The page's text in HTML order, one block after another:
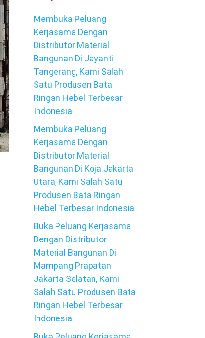
Membuka Peluang
Kerjasama Dengan
Distributor Material
Bangunan Di Jayanti
Tangerang, Kami Salah
Satu Produsen Bata
Ringan Hebel Terbesar
Indonesia
Membuka Peluang
Kerjasama Dengan
Distributor Material
Bangunan Di Koja Jakarta
Utara, Kami Salah Satu
Produsen Bata Ringan
Hebel Terbesar Indonesia
Buka Peluang Kerjasama
Dengan Distributor
Material Bangunan Di
Mampang Prapatan
Jakarta Selatan, Kami
Salah Satu Produsen Bata
Ringan Hebel Terbesar
Indonesia